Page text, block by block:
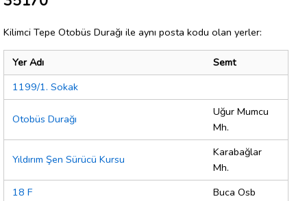
Kilimci Tepe Otobüs Durağı ile aynı posta kodu olan yerler:
Yer Adı
Semt
1199/1. Sokak
Otobüs Durağı
Uğur Mumcu
Mh.
Yıldırım Şen Sürücü Kursu
Karabağlar
Mh.
18 F
Buca Osb